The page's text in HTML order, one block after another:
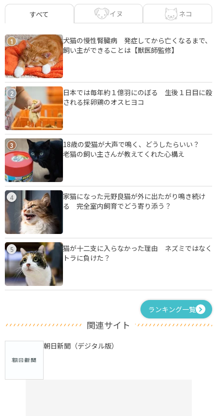
すべて イヌ ネコ
1
犬猫の慢性腎臓病 発症してから亡くなるまで、
飼い主ができることは【獣医師監修】
2
日本では毎年約１億羽にのぼる 生後１日目に殺
される採卵鶏のオスヒヨコ
3
18歳の愛猫が大声で鳴く、どうしたらいい？
老猫の飼い主さんが教えてくれた心構え
4
家猫になった元野良猫が外に出たがり鳴き続け
る 完全室内飼育でどう寄り添う？
5
猫が十二支に入らなかった理由 ネズミではなく
トラに負けた？
ランキング一覧
関連サイト
朝日新聞（デジタル版）